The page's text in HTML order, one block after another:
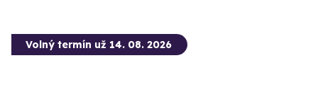
Volný termín už 14. 08. 2026